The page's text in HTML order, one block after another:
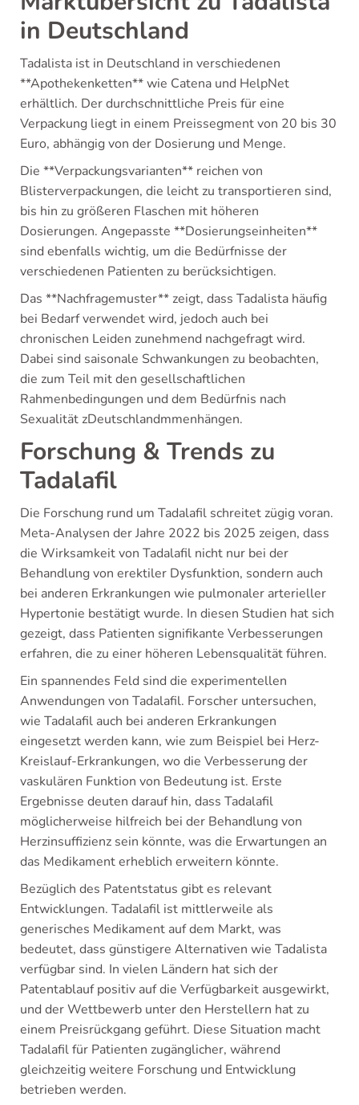
in Deutschland
Tadalista ist in Deutschland in verschiedenen
**Apothekenketten** wie Catena und HelpNet
erhältlich. Der durchschnittliche Preis für eine
Verpackung liegt in einem Preissegment von 20 bis 30
Euro, abhängig von der Dosierung und Menge.
Die **Verpackungsvarianten** reichen von
Blisterverpackungen, die leicht zu transportieren sind,
bis hin zu größeren Flaschen mit höheren
Dosierungen. Angepasste **Dosierungseinheiten**
sind ebenfalls wichtig, um die Bedürfnisse der
verschiedenen Patienten zu berücksichtigen.
Das **Nachfragemuster** zeigt, dass Tadalista häufig
bei Bedarf verwendet wird, jedoch auch bei
chronischen Leiden zunehmend nachgefragt wird.
Dabei sind saisonale Schwankungen zu beobachten,
die zum Teil mit den gesellschaftlichen
Rahmenbedingungen und dem Bedürfnis nach
Sexualität zDeutschlandmmenhängen.
Forschung & Trends zu
Tadalafil
Die Forschung rund um Tadalafil schreitet zügig voran.
Meta-Analysen der Jahre 2022 bis 2025 zeigen, dass
die Wirksamkeit von Tadalafil nicht nur bei der
Behandlung von erektiler Dysfunktion, sondern auch
bei anderen Erkrankungen wie pulmonaler arterieller
Hypertonie bestätigt wurde. In diesen Studien hat sich
gezeigt, dass Patienten signifikante Verbesserungen
erfahren, die zu einer höheren Lebensqualität führen.
Ein spannendes Feld sind die experimentellen
Anwendungen von Tadalafil. Forscher untersuchen,
wie Tadalafil auch bei anderen Erkrankungen
eingesetzt werden kann, wie zum Beispiel bei Herz-
Kreislauf-Erkrankungen, wo die Verbesserung der
vaskulären Funktion von Bedeutung ist. Erste
Ergebnisse deuten darauf hin, dass Tadalafil
möglicherweise hilfreich bei der Behandlung von
Herzinsuffizienz sein könnte, was die Erwartungen an
das Medikament erheblich erweitern könnte.
Bezüglich des Patentstatus gibt es relevant
Entwicklungen. Tadalafil ist mittlerweile als
generisches Medikament auf dem Markt, was
bedeutet, dass günstigere Alternativen wie Tadalista
verfügbar sind. In vielen Ländern hat sich der
Patentablauf positiv auf die Verfügbarkeit ausgewirkt,
und der Wettbewerb unter den Herstellern hat zu
einem Preisrückgang geführt. Diese Situation macht
Tadalafil für Patienten zugänglicher, während
gleichzeitig weitere Forschung und Entwicklung
betrieben werden.